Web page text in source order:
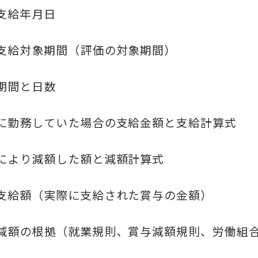
給年月日
給対象期間（評価の対象期間）
間と日数
勤務していた場合の支給金額と支給計算式
より減額した額と減額計算式
給額（実際に支給された賞与の金額）
額の根拠（就業規則、賞与減額規則、労働組